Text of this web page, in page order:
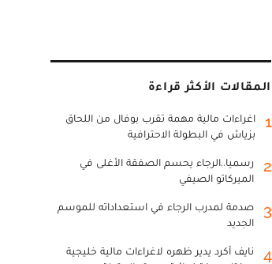
المقالات الأكثر قراءة
1
اغراءات مالية مهمة تقرب بوفال من اللحاق
بزياش في البطولة الاحترافية
2
رسميا..الرجاء يحسم الصفقة الأغلى في
الميركاتو الصيفي
3
صدمة لمدرب الرجاء في استعداداته للموسم
الجديد
4
نايف أكرد يدير ظهره لاغراءات مالية خليجية